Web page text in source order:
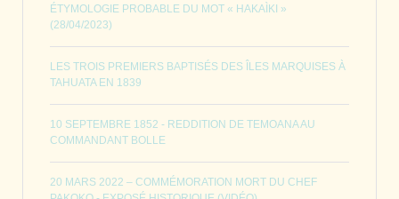
ÉTYMOLOGIE PROBABLE DU MOT « HAKAÌKI »
(28/04/2023)
LES TROIS PREMIERS BAPTISÉS DES ÎLES MARQUISES À
TAHUATA EN 1839
10 SEPTEMBRE 1852 - REDDITION DE TEMOANA AU
COMMANDANT BOLLE
20 MARS 2022 – COMMÉMORATION MORT DU CHEF